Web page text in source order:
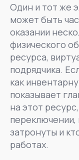
Один и тот же
может быть
оказании
физического
ресурса,
подрядчика.
как
показывает
на этот
переключении,
затронуты и
работах.